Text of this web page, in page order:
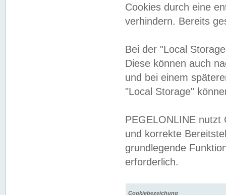
Cookies durch eine
verhindern. Bereits
Bei der "Local
Diese können auch
und bei einem
"Local Storage"
PEGELONLINE nutzt
und korrekte
grundlegende
erforderlich.
Cookiebezeichung